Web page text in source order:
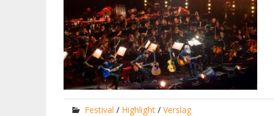
Festival / Highlight/ Verslag